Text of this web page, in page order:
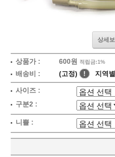
상세
상품가 : 600원 적립금:1%
배송비 : (고정) ! 지역별
사이즈 :
구분2 :
니쁠 :